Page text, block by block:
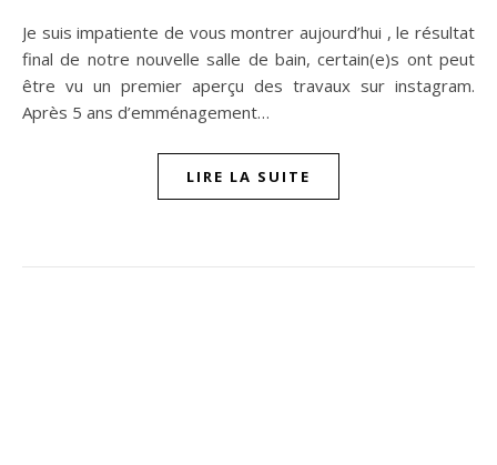
Je suis impatiente de vous montrer aujourd’hui , le résultat
final de notre nouvelle salle de bain, certain(e)s ont peut
être vu un premier aperçu des travaux sur instagram.
Après 5 ans d’emménagement…
LIRE LA SUITE